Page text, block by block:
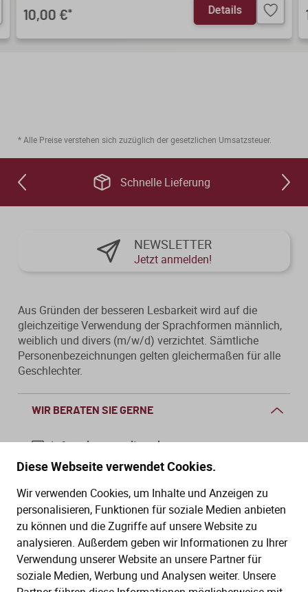
Diese Webseite verwendet Cookies.
Wir verwenden Cookies, um Inhalte und Anzeigen zu
personalisieren, Funktionen für soziale Medien anbieten
zu können und die Zugriffe auf unsere Website zu
analysieren. Außerdem geben wir Informationen zu Ihrer
Verwendung unserer Website an unsere Partner für
soziale Medien, Werbung und Analysen weiter. Unsere
10,00 €* Details
* Alle Preise verstehen sich zuzüglich der gesetzlichen Umsatzsteuer.
Schnelle Lieferung
WIR BERATEN SIE GERNE
info@dws-medien.de
Mo.–Do. 08:00–16:00 Uhr
Fr. 08:00–13:30 Uhr
SERVICE
NEWSLETTER
Jetzt anmelden!
Aus Gründen der besseren Lesbarkeit wird auf die
gleichzeitige Verwendung der Sprachformen männlich,
weiblich und divers (m/w/d) verzichtet. Sämtliche
Personenbezeichnungen gelten gleichermaßen für alle
Geschlechter.